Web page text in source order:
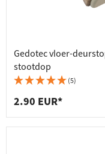
Gedotec vloer-
stootdop
(5)
2.90 EUR*